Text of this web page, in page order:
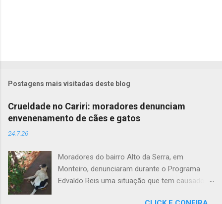
Postagens mais visitadas deste blog
Crueldade no Cariri: moradores denunciam
envenenamento de cães e gatos
24.7.26
Moradores do bairro Alto da Serra, em
Monteiro, denunciaram durante o Programa
Edvaldo Reis uma situação que tem causado